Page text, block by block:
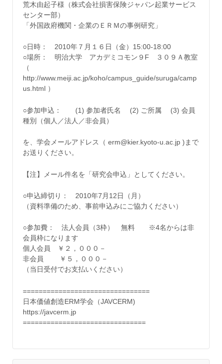
荒木由起子様（株式会社損害保険ジャパン起業サービス
センター部）
「外国政府機関・企業のＥＲＭの事例研究」
○日時： 2010年７月１６日（金）15:00-18:00
○場所： 明治大学 アカデミコモン９F ３０９Ａ教室
（
http://www.meiji.ac.jp/koho/campus_guide/suruga/camp
us.html ）
○参加申込： (1) 参加者氏名 (2) ご所属 (3) 会員
種別（個人／法人／非会員）
を、学会メールアドレス（ erm@kier.kyoto-u.ac.jp )まで
お送りください。
【注】メール件名を「研究会申込」としてください。
○申込締切り： 2010年7月12日（月）
（資料準備のため、事前申込みにご協力ください）
○参加費： 法人会員（3枠） 無料 ※4名からは非
会員枠になります
個人会員 ￥２，０００－
非会員 ￥５，０００－
（当日受付でお支払いください）
================================
日本価値創造ERM学会（JAVCERM)
https://javcerm.jp
===============================